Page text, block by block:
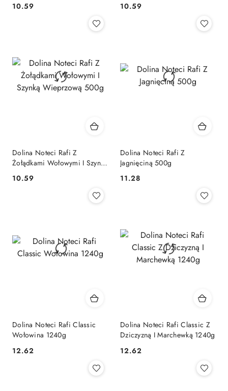
Cena:
10.59 Cena:
10.59
Dolina Noteci Rafi Z
Żołądkami Wołowymi I Szynką
Cena:
10.59
Dolina Noteci Rafi Z
Jagnięciną 500g
Cena:
11.28
Dolina Noteci Rafi Classic
Wołowina 1240g
Cena:
12.62
Dolina Noteci Rafi Classic Z
Dziczyzną I Marchewką 1240g
Cena:
12.62